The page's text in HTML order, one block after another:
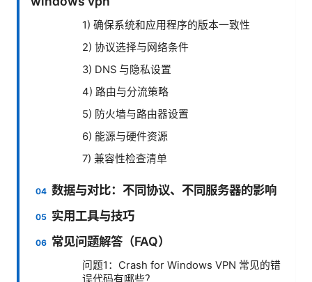
1) 确保系统和应用程序的版本一致性
2) 协议选择与网络条件
3) DNS 与隐私设置
4) 路由与分流策略
5) 防火墙与路由器设置
6) 能源与硬件资源
7) 兼容性检查清单
数据与对比：不同协议、不同服务器的影响
实用工具与技巧
常见问题解答（FAQ）
问题1：Crash for Windows VPN 常见的错
误代码有哪些？